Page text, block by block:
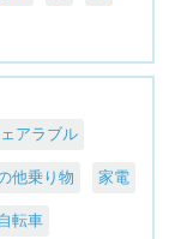
アラブル
他乗り物 家電
転車